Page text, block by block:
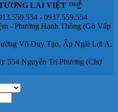
LAI VIỆT ™☝️
- 0937.559.554
- Phường Hạnh Thông (Gò Vấp
Võ Duy Tạo, Ấp Ngãi Lợi A,
554 Nguyễn Tri Phương (Chợ